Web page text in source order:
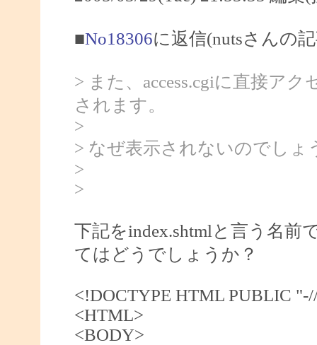
■No18306に返信(nutsさんの
> また、access.cgiに直接ア
されます。
>
> なぜ表示されないのでしょ
>
>
下記をindex.shtmlと言う名前
てはどうでしょうか？
<!DOCTYPE HTML PUBLIC
<HTML>
<BODY>